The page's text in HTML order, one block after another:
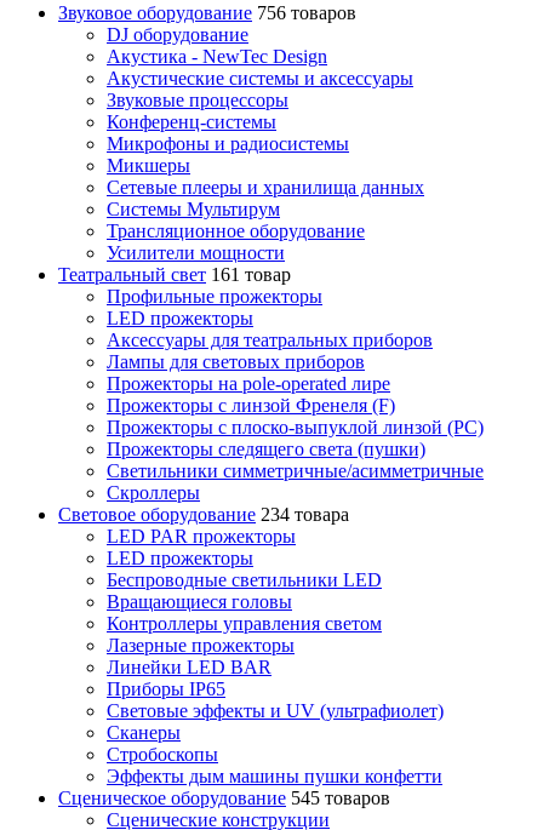
Звуковое оборудование 756 товаров
DJ оборудование
Акустика - NewTec Design
Акустические системы и аксессуары
Звуковые процессоры
Конференц-системы
Микрофоны и радиосистемы
Микшеры
Сетевые плееры и хранилища данных
Системы Мультирум
Трансляционное оборудование
Усилители мощности
Театральный свет 161 товар
Профильные прожекторы
LED прожекторы
Аксессуары для театральных приборов
Лампы для световых приборов
Прожекторы на pole-operated лире
Прожекторы с линзой Френеля (F)
Прожекторы с плоско-выпуклой линзой (PC)
Прожекторы следящего света (пушки)
Светильники симметричные/асимметричные
Скроллеры
Световое оборудование 234 товара
LED PAR прожекторы
LED прожекторы
Беспроводные светильники LED
Вращающиеся головы
Контроллеры управления светом
Лазерные прожекторы
Линейки LED BAR
Приборы IP65
Световые эффекты и UV (ультрафиолет)
Сканеры
Стробоскопы
Эффекты дым машины пушки конфетти
Сценическое оборудование 545 товаров
Сценические конструкции